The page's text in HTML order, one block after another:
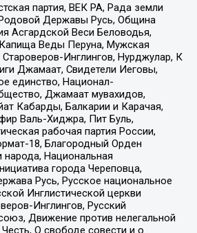
партия, ВЕК РА, Рада земли
Державы Русь, Община
Асгардской Веси Беловодья,
Веды Перуна, Мужская
Инглингов, Нурджулар, К
Джамаат, Свидетели Иеговы,
единство, Национал-
Джамаат мувахидов,
Кабарды, Балкарии и Карачая,
Валь-Хиджра, Пит Буль,
рабочая партия России,
18, Благородный Орден
Национальная
города Череповца,
Русь, Русское национальное
Инглистической церкви
Инглингов, Русский
Движение против нелегальной
О свободе совести и о